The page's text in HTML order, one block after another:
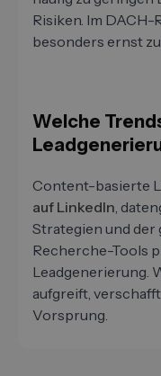
Risiken. Im DACH-
besonders ernst
Welche
Content-basierte
auf LinkedIn,
Strategien und der
Recherche-Tools
Leadgenerierung.
aufgreift,
Vorsprung.